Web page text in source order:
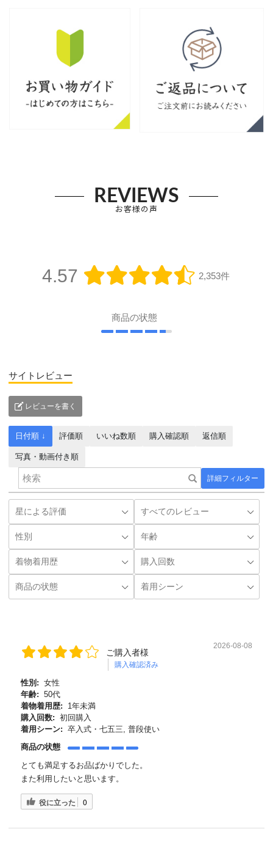
REVIEWS
お客様の声
4.57 2,353件
商品の状態
サイトレビュー
レビューを書く
詳細フィルター
日付順 ↓ 評価順 いいね数順 購入確認順 返信順
写真・動画付き順
ご購入者様
購入確認済み
2026-08-08
性別: 女性
年齢: 50代
着物着用歴:
1年未満
購入回数: 初回購入
着用シーン: 卒入式・七五三, 普段使い
商品の状態
とても満足するお品ばかりでした。
また利用したいと思います。
役に立った 0